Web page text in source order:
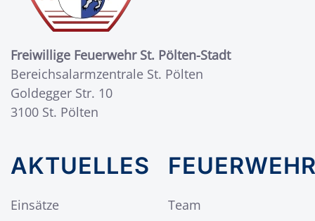
Freiwillige Feuerwehr St. Pölten-Stadt
Bereichsalarmzentrale St. Pölten
Goldegger Str. 10
3100 St. Pölten
AKTUELLES
Einsätze
Team